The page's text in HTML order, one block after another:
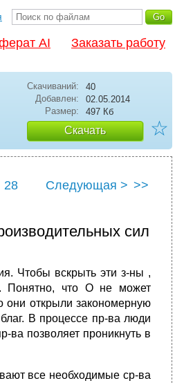
AI Заказать работу
Скачиваний:
40
Добавлен:
02.05.2014
Размер:
497 Кб
Скачать ☆
28
Следующая > >>
сил
Чтобы вскрыть эти з-ны ,
Понятно, что О не может
они открыли закономерную
В процессе пр-ва люди
ва позволяет проникнуть в
все необходимые ср-ва